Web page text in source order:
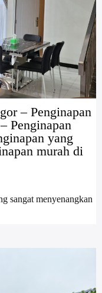
– Penginapan
Penginapan
yang
murah di
sangat menyenangkan